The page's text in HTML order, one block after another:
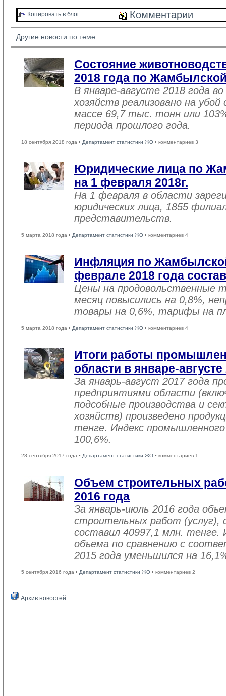
Копировать в блог Комментарии
Другие новости по теме:
Состояние
2018 года по
В январе-августе 2018 года
хозяйств реализовано на
массе 69,7 тыс. тонн или
периода прошлого года.
18 сентября 2018 года • Департамент статистики ЖО • комментариев 3
Юридические лица по
на 1 февраля 2018г.
На 1 февраля в области
юридических лица, 1855
представительств.
5 марта 2018 года • Департамент статистики ЖО • комментариев 4
Инфляция по
феврале 2018 года
Цены на продовольственные
месяц повысились на 0,8%,
товары на 0,6%, тарифы на
5 марта 2018 года • Департамент статистики ЖО • комментариев 4
Итоги работы
области в январе-августе
За январь-август 2017 года
предприятиями области
подсобные производства и
хозяйств) произведено
тенге. Индекс
100,6%.
28 сентября 2017 года • Департамент статистики ЖО • комментариев 1
Объем строительных
2016 года
За январь-июль 2016 года
строительных работ (услуг),
составил 40997,1 млн. тенге.
объема по сравнению с
2015 года уменьшился на
5 сентября 2016 года • Департамент статистики ЖО • комментариев 2
Архив новостей